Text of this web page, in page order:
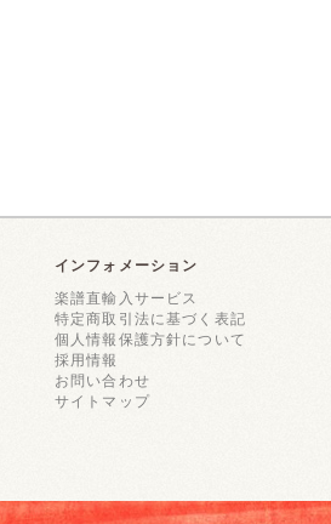
インフォメーション
楽譜直輸入サービス
特定商取引法に基づく表記
個人情報保護方針について
採用情報
お問い合わせ
サイトマップ